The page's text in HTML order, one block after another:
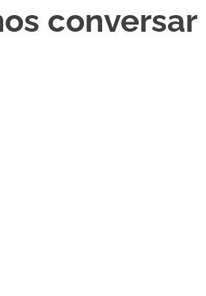
conversar